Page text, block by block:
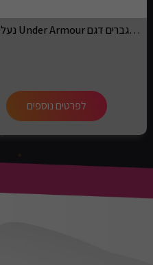
נעלי ריצה Under Armour לגברים דגם Machina 3
לפרטים נוספים